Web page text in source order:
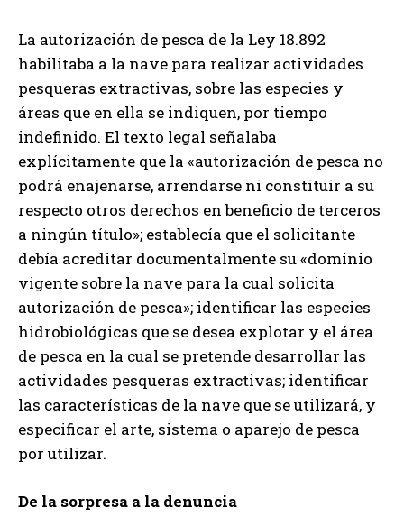
La autorización de pesca de la Ley 18.892
habilitaba a la nave para realizar actividades
pesqueras extractivas, sobre las especies y
áreas que en ella se indiquen, por tiempo
indefinido. El texto legal señalaba
explícitamente que la «autorización de pesca no
podrá enajenarse, arrendarse ni constituir a su
respecto otros derechos en beneficio de terceros
a ningún título»; establecía que el solicitante
debía acreditar documentalmente su «dominio
vigente sobre la nave para la cual solicita
autorización de pesca»; identificar las especies
hidrobiológicas que se desea explotar y el área
de pesca en la cual se pretende desarrollar las
actividades pesqueras extractivas; identificar
las características de la nave que se utilizará, y
especificar el arte, sistema o aparejo de pesca
por utilizar.
De la sorpresa a la denuncia